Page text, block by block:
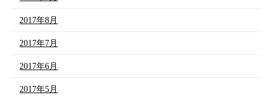
2017年8月
2017年7月
2017年6月
2017年5月